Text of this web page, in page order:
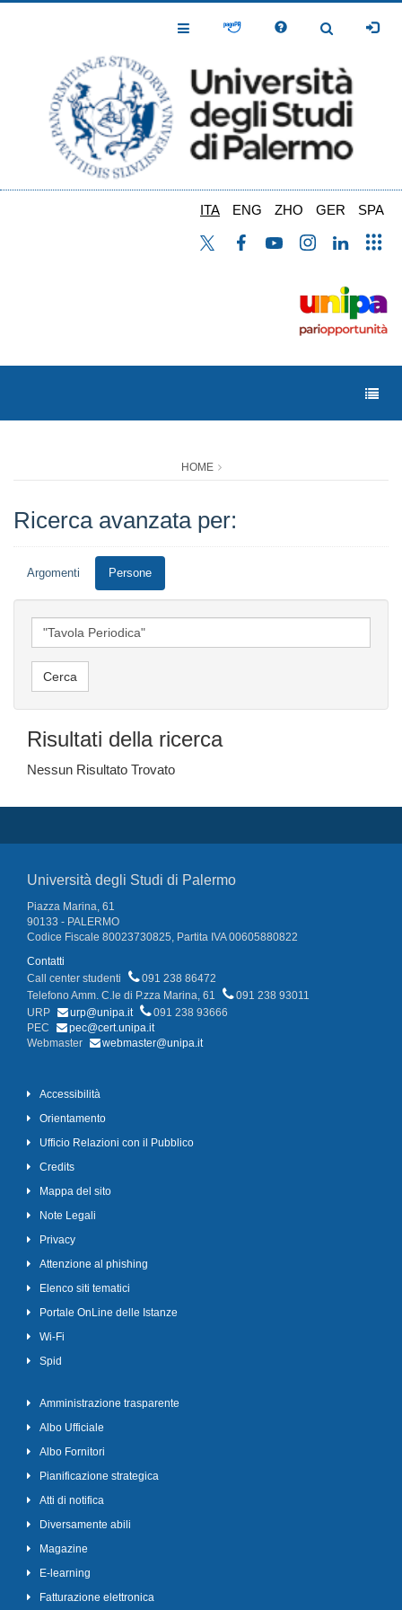
Toggle
Toggle
ITA ENG ZHO GER SPA
HOME
Ricerca avanzata per:
Argomenti Persone
Risultati della ricerca
Nessun Risultato Trovato
Università degli Studi di Palermo
Piazza Marina, 61
90133 - PALERMO
Codice Fiscale 80023730825, Partita IVA 00605880822
Contatti
Call center studenti
091 238 86472
Telefono Amm. C.le di P.zza Marina, 61
091 238 93011
URP
urp@unipa.it
091 238 93666
PEC
pec@cert.unipa.it
Webmaster
webmaster@unipa.it
Accessibilità
Orientamento
Ufficio Relazioni con il Pubblico
Credits
Mappa del sito
Note Legali
Privacy
Attenzione al phishing
Elenco siti tematici
Portale OnLine delle Istanze
Wi-Fi
Spid
Amministrazione trasparente
Albo Ufficiale
Albo Fornitori
Pianificazione strategica
Atti di notifica
Diversamente abili
Magazine
E-learning
Fatturazione elettronica